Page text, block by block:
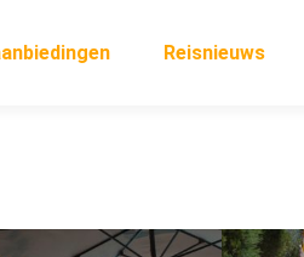
Reisnieuws